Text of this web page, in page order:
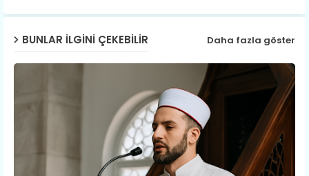
ap
BUNLAR ILGINI ÇEKEBILIR Daha fazla göster